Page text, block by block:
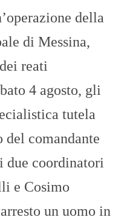
della
di Messina,
reati
4 agosto, gli
tutela
del comandante
due coordinatori
e Cosimo
un uomo in